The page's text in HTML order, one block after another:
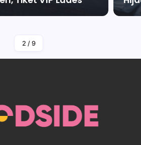
Malaika Az Zahra
2 / 9